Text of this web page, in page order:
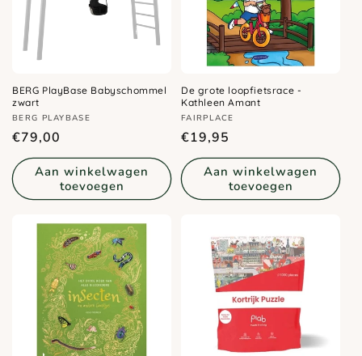
BERG PlayBase Babyschommel
zwart
Verkoper:
BERG PLAYBASE
Normale
prijs
€79,00
Aan winkelwagen
toevoegen
De grote loopfietsrace -
Kathleen Amant
Verkoper:
FAIRPLACE
Normale
prijs
€19,95
Aan winkelwagen
toevoegen